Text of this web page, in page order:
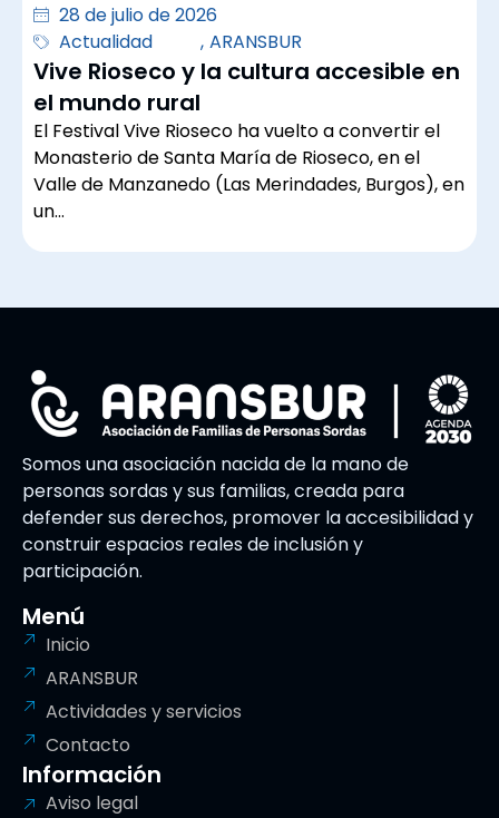
28 de julio de 2026
Actualidad
, ARANSBUR
Vive Rioseco y la cultura accesible en
el mundo rural
El Festival Vive Rioseco ha vuelto a convertir el
Monasterio de Santa María de Rioseco, en el
Valle de Manzanedo (Las Merindades, Burgos), en
un…
Somos una asociación nacida de la mano de
personas sordas y sus familias, creada para
defender sus derechos, promover la accesibilidad y
construir espacios reales de inclusión y
participación.
Menú
Inicio
ARANSBUR
Actividades y servicios
Contacto
Información
Aviso legal